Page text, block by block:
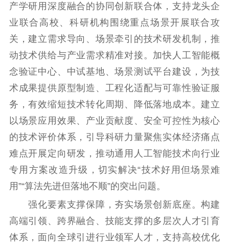
产学研用深度融合的协同创新联合体，支持龙头企
业联合高校、科研机构围绕重点场景开展联合攻
关，建立需求导向、场景牵引的技术研发机制，推
动技术供给与产业需求精准对接。加快人工智能概
念验证中心、中试基地、场景测试平台建设，为技
术成果提供原型制造、工程化适配与可靠性验证服
务，有效缩短技术转化周期、降低落地成本。建立
以场景应用效果、产业贡献度、安全可控性为核心
的技术评价体系，引导科研力量聚焦实体经济痛点
难点开展定向研发，推动通用人工智能技术向行业
专用方案改造升级，切实解决“技术好用但场景难
用”“算法先进但落地不顺”的突出问题。
强化要素支撑保障，夯实场景创新底座。构建
高端引领、跨界融合、技能支撑的多层次人才引育
体系，面向全球引进行业领军人才，支持高校优化